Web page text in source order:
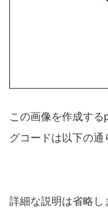
この画像を作成す
グコードは以下の通
詳細な説明は省略